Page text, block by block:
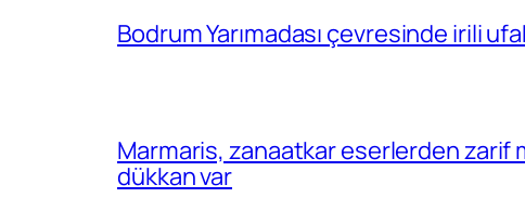
Bodrum Yarımadası çevresinde irili
Marmaris, zanaatkar eserlerden zarif
dükkan var